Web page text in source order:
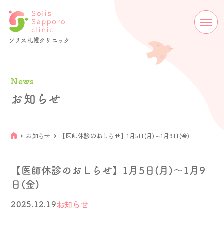
ソリス札幌クリニック
News
お知らせ
お知らせ 【医師休診のおしらせ】1月5日(月)～1月9日(金)
【医師休診のおしらせ】1月5日(月)～1月9
日(金)
2025.12.19お知らせ